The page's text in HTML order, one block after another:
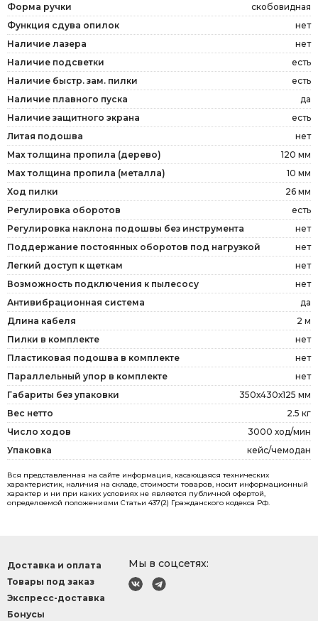
Форма ручки
скобовидная
Функция сдува опилок
нет
Наличие лазера
нет
Наличие подсветки
есть
Наличие быстр. зам. пилки
есть
Наличие плавного пуска
да
Наличие защитного экрана
есть
Литая подошва
нет
Мах толщина пропила (дерево)
120 мм
Мах толщина пропила (металла)
10 мм
Ход пилки
26 мм
Регулировка оборотов
есть
Регулировка наклона подошвы без инструмента
нет
Поддержание постоянных оборотов под нагрузкой
нет
Легкий доступ к щеткам
нет
Возможность подключения к пылесосу
нет
Антивибрационная система
да
Длина кабеля
2 м
Пилки в комплекте
нет
Пластиковая подошва в комплекте
нет
Параллельный упор в комплекте
нет
Габариты без упаковки
350х430х125 мм
Вес нетто
2.5 кг
Число ходов
3000 ход/мин
Упаковка
кейс/чемодан
Вся представленная на сайте информация, касающаяся технических
характеристик, наличия на складе, стоимости товаров, носит информационный
характер и ни при каких условиях не является публичной офертой,
определяемой положениями Статьи 437(2) Гражданского кодекса РФ.
Мы в соцсетях:
Доставка и оплата
Товары под заказ
Экспресс-доставка
Бонусы